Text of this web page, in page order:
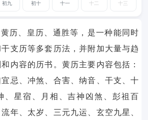
初九 初十 十一 十二 十三
历、皇历、通胜等，是一种能同时
支历等多套历法，并附加大量与趋
内容的历书。黄历主要内容包括：
忌、冲煞、合害、纳音、干支、十
、星宿、月相、吉神凶煞、彭祖百
年、太岁、三元九运、玄空九星、